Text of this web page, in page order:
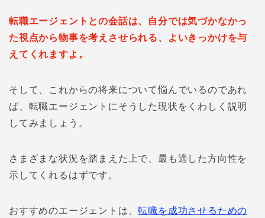
転職エージェントとの会話は、自分では気づかなかっ
た視点から物事を考えさせられる、よいきっかけを与
えてくれますよ。
そして、これからの将来について悩んでいるのであれ
ば、転職エージェントにそうした現状をくわしく説明
してみましょう。
さまざまな状況を踏まえた上で、最も適した方向性を
示してくれるはずです。
おすすめのエージェントは、転職を成功させるための